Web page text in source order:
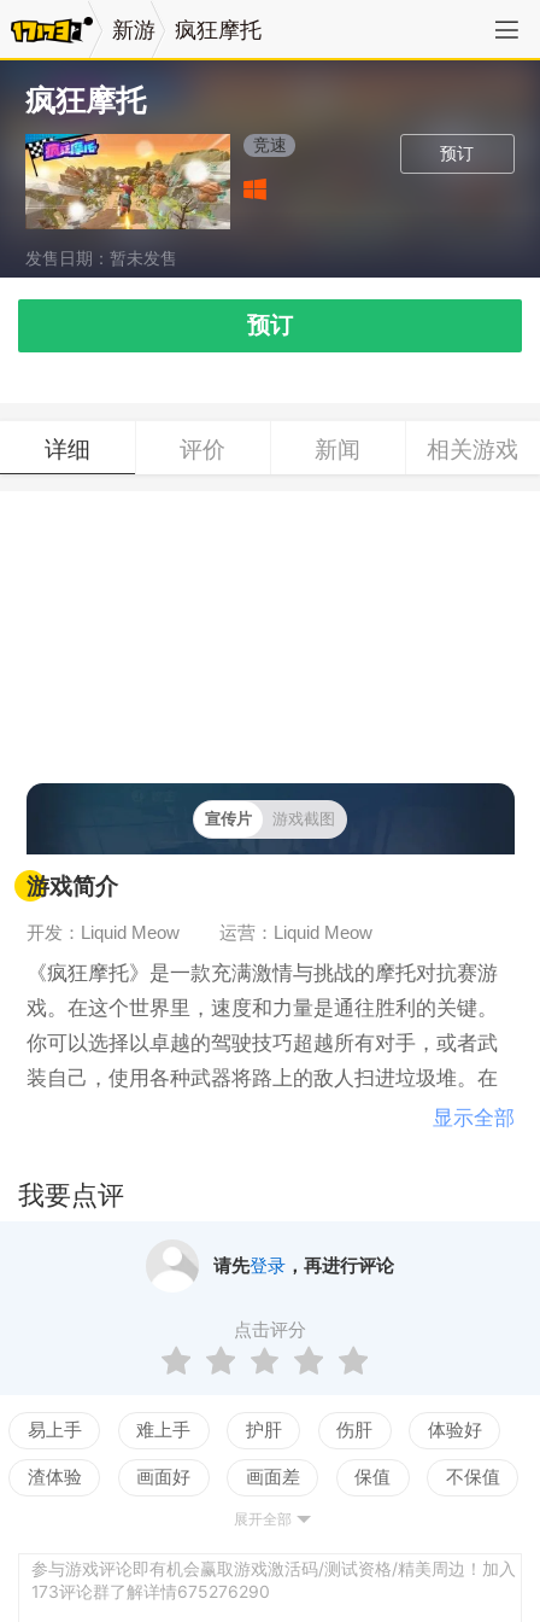
新游 疯狂摩托
疯狂摩托
预订
竞速
发售日期：暂未发售
预订
详细 评价 新闻 相关游戏
宣传片 游戏截图
游戏简介
开发：Liquid Meow 运营：Liquid Meow
《疯狂摩托》是一款充满激情与挑战的摩托对抗赛游
戏。在这个世界里，速度和力量是通往胜利的关键。
你可以选择以卓越的驾驶技巧超越所有对手，或者武
装自己，使用各种武器将路上的敌人扫进垃圾堆。在
这里我们为你提供了一个展示实力、追求胜利的舞显示全部
我要点评
请先登录，再进行评论
点击评分
易上手 难上手 护肝 伤肝 体验好
渣体验 画面好 画面差 保值 不保值
测试
车辆多 车辆少 模式多 模式少
展开全部
参与游戏评论即有机会赢取游戏激活码/测试资格/精美周边！加入
173评论群了解详情675276290